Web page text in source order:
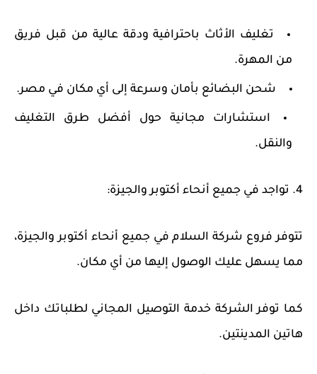
تغليف الأثاث باحترافية ودقة عالية من قبل فريق
من المهرة.
شحن البضائع بأمان وسرعة إلى أي مكان في مصر.
استشارات مجانية حول أفضل طرق التغليف
والنقل.
4. تواجد في جميع أنحاء أكتوبر والجيزة:
تتوفر فروع شركة السلام في جميع أنحاء أكتوبر والجيزة،
مما يسهل عليك الوصول إليها من أي مكان.
كما توفر الشركة خدمة التوصيل المجاني لطلباتك داخل
هاتين المدينتين.